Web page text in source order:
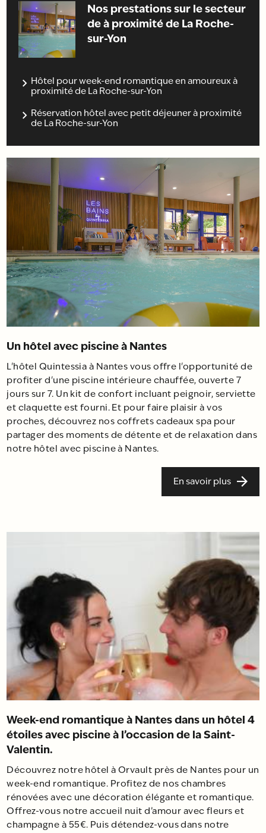
Nos prestations sur le secteur
de à proximité de La Roche-
sur-Yon
Hôtel pour week-end romantique en amoureux à
proximité de La Roche-sur-Yon
Réservation hôtel avec petit déjeuner à proximité
de La Roche-sur-Yon
Un hôtel avec piscine à Nantes
L'hôtel Quintessia à Nantes vous offre l'opportunité de
profiter d'une piscine intérieure chauffée, ouverte 7
jours sur 7. Un kit de confort incluant peignoir, serviette
et claquette est fourni. Et pour faire plaisir à vos
proches, découvrez nos coffrets cadeaux spa pour
partager des moments de détente et de relaxation dans
notre hôtel avec piscine à Nantes.
En savoir plus
Week-end romantique à Nantes dans un hôtel 4
étoiles avec piscine à l’occasion de la Saint-
Valentin.
Découvrez notre hôtel à Orvault près de Nantes pour un
week-end romantique. Profitez de nos chambres
rénovées avec une décoration élégante et romantique.
Offrez-vous notre accueil nuit d’amour avec fleurs et
champagne à 55€. Puis détendez-vous dans notre